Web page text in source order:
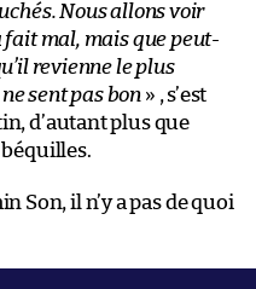
Nous allons voir
fait mal, mais que peut-
revienne le plus
sent pas bon » , s’est
d’autant plus que
Son, il n’y a pas de quoi